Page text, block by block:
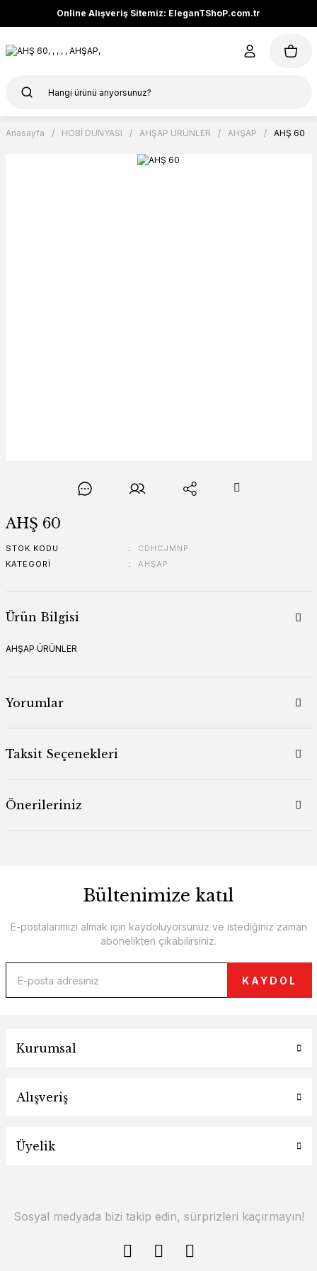
Online Alışveriş Sitemiz: EleganTShoP.com.tr
Anasayfa HOBİ DÜNYASI AHŞAP ÜRÜNLER AHŞAP AHŞ 60
AHŞ 60
STOK KODU
CDHCJMNP
KATEGORI
AHŞAP
Ürün Bilgisi
AHŞAP ÜRÜNLER
Yorumlar
Taksit Seçenekleri
Önerileriniz
Bültenimize katıl
E-postalarımızı almak için kaydoluyorsunuz ve istediğiniz zaman
abonelikten çıkabilirsiniz.
KAYDOL
Kurumsal
Alışveriş
Üyelik
Sosyal medyada bizi takip edin, sürprizleri kaçırmayın!